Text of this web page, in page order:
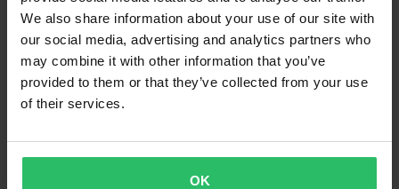
We also share information about your use of our site with
our social media, advertising and analytics partners who
may combine it with other information that you’ve
provided to them or that they’ve collected from your use
of their services.
OK
Kit Completo Tamponi RDMOTO
PHV2K
Kit Completo Tamponi RDMOTO
SL01K